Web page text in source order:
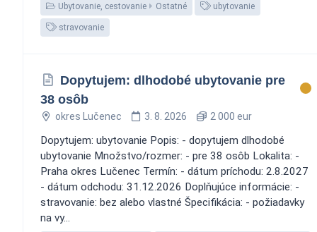
Ubytovanie, cestovanie Ostatné ubytovanie
stravovanie
Dopytujem: dlhodobé ubytovanie pre
38 osôb
okres Lučenec 3. 8. 2026 2 000 eur
Dopytujem: ubytovanie Popis: - dopytujem dlhodobé
ubytovanie Množstvo/rozmer: - pre 38 osôb Lokalita: -
Praha okres Lučenec Termín: - dátum príchodu: 2.8.2027
- dátum odchodu: 31.12.2026 Doplňujúce informácie: -
stravovanie: bez alebo vlastné Špecifikácia: - požiadavky
na vy...